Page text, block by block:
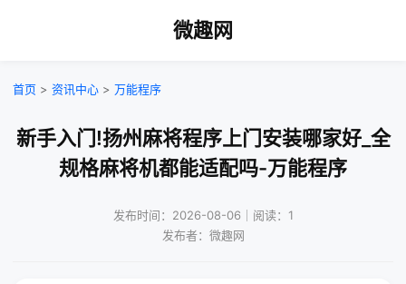
微趣网
首页 > 资讯中心 > 万能程序
新手入门!扬州麻将程序上门安装哪家好_全
规格麻将机都能适配吗-万能程序
发布时间：2026-08-06｜阅读：1
发布者：微趣网